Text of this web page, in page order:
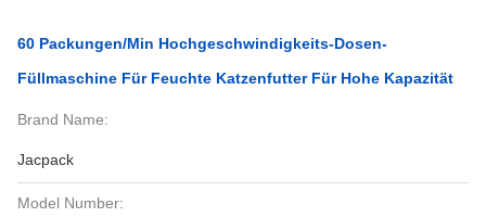
60 Packungen/min Hochgeschwindigkeits-Dosen-
Füllmaschine Für Feuchte Katzenfutter Für Hohe Kapazität
Brand Name:
Jacpack
Model Number: